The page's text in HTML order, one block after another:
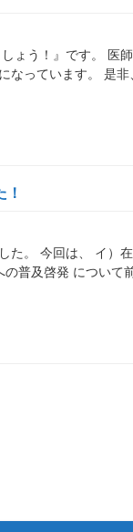
ょう！』です。 医師
なっています。 是非
た。 今回は、 イ）
の普及啓発 について